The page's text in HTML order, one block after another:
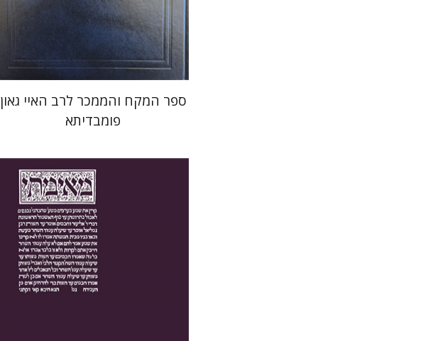
הנחת אתר ספר מודפס
$45
ספר המקח והממכר לרב האיי גאון
פומבדיתא
ישי רוזן-צבי